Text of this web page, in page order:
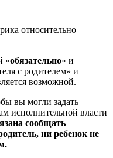
относительно
«обязательно» и
с родителем» и
возможной.
вы могли задать
исполнительной власти
сообщать
ни ребенок не